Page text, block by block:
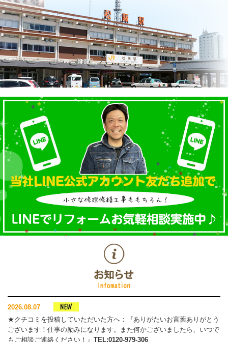
2026.08.07
★クチコミを投稿していただいた方へ：『ありがたいお言葉ありがとう
ございます！仕事の励みになります。また何かございましたら、いつで
もご相談ご連絡ください！』 TEL:0120-979-306